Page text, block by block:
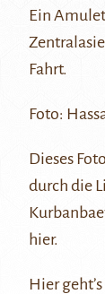
Ein
Fahrt.
Foto:
Dieses
durch die
hier.
Hier